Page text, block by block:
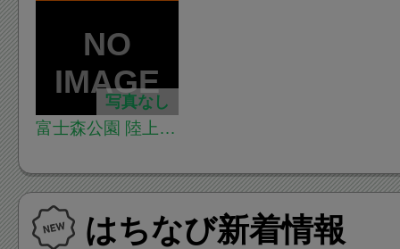
写真なし
富士森公園 陸上競
はちなび新着情報